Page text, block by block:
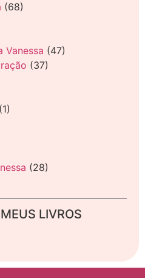
(68)
Vanessa (47)
(37)
(1)
(28)
LIVROS